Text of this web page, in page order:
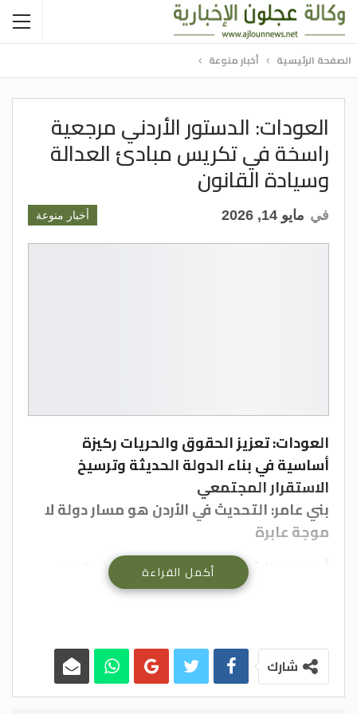
الصفحة الرئيسية أخبار منوعة
العودات: الدستور الأردني مرجعية
راسخة في تكريس مبادئ العدالة
وسيادة القانون
أخبار منوعة في مايو 14, 2026
العودات: تعزيز الحقوق والحريات ركيزة
أساسية في بناء الدولة الحديثة وترسيخ
الاستقرار المجتمعي
بني عامر: التحديث في الأردن هو مسار دولة لا
موجة عابرة
أكد وزير الشؤون السياسية والبرلمانية عبد
المنعم العودات، أن الدولة الأردنية، ومنذ
حيث شكّل الدستور الأردني مرجعية راسخة في
تكريس مبادئ العدالة والمساواة وسيادة
القانون، وضمان الحقوق والحريات العامة.
أكمل القراءة
شارك